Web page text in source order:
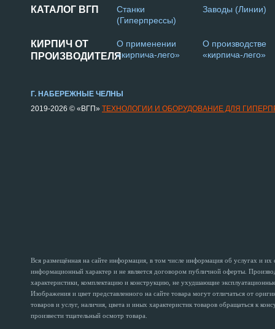
КАТАЛОГ ВГП
Станки
(Гиперпрессы)
Заводы (Линии)
КИРПИЧ ОТ
ПРОИЗВОДИТЕЛЯ
О применении
«кирпича-лего»
О производстве
«кирпича-лего»
Г. НАБЕРЕЖНЫЕ ЧЕЛНЫ
2019-2026 © «ВГП» ТЕХНОЛОГИИ И ОБОРУДОВАНИЕ ДЛЯ
Вся размещённая на сайте информация, в том числе информация об услугах и
информационный характер и не является договором публичной оферты.
характеристики, комплектацию и конструкцию, не ухудшающие
Изображения и цвет представленного на сайте товара могут отличаться от
товаров и услуг, наличия, цвета и иных характеристик товаров обращаться к
произвести тщательный осмотр товара.